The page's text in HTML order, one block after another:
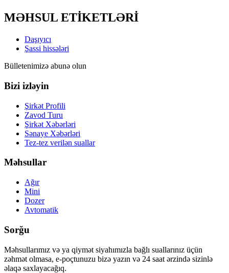
MƏHSUL ETİKETLƏRİ
Daşıyıcı
Şassi hissələri
Bülletenimizə abunə olun
Bizi izləyin
Şirkət Profili
Zavod Turu
Şirkət Xəbərləri
Sənaye Xəbərləri
Tez-tez verilən suallar
Məhsullar
Ağır
Mini
Dozer
Avtomatik
Sorğu
Məhsullarımız və ya qiymət siyahımızla bağlı suallarınız üçün
zəhmət olmasa, e-poçtunuzu bizə yazın və 24 saat ərzində sizinlə
əlaqə saxlayacağıq.